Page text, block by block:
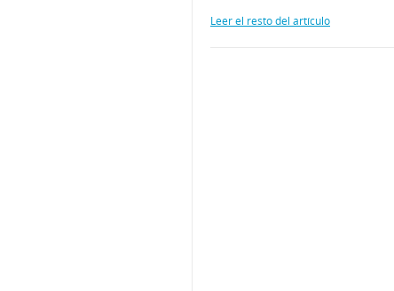
Leer el resto del artículo